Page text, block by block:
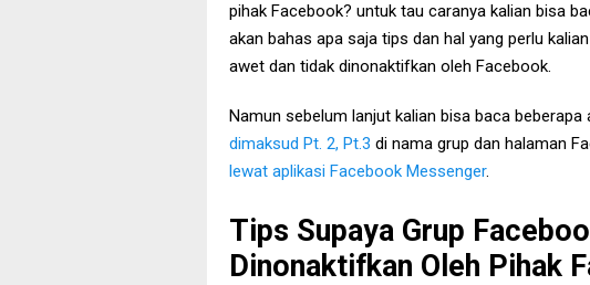
pihak Facebook? untuk tau caranya kalian bisa
akan bahas apa saja tips dan hal yang perlu
awet dan tidak dinonaktifkan oleh Facebook.
Namun sebelum lanjut kalian bisa baca beberapa
dimaksud Pt. 2, Pt.3 di nama grup dan halaman
lewat aplikasi Facebook Messenger.
Tips Supaya Grup
Dinonaktifkan Oleh Pihak